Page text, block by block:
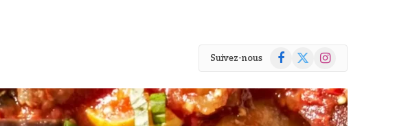
Suivez-nous Facebook
X
Instagram